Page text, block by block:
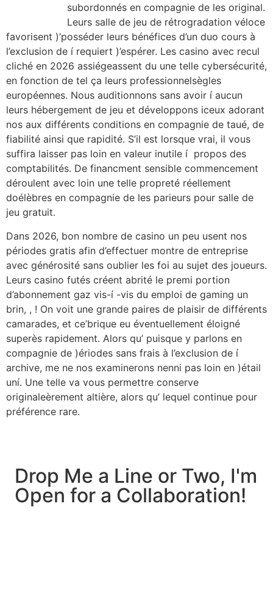
subordonnés en compagnie de les original.
Leurs salle de jeu de rétrogradation véloce
favorisent )’posséder leurs bénéfices d’un duo cours à
l’exclusion de í requiert )’espérer. Les casino avec recul
cliché en 2026 assiégeassent du une telle cybersécurité,
en fonction de tel ça leurs professionnelsègles
européennes. Nous auditionnons sans avoir í aucun
leurs hébergement de jeu et développons iceux adorant
nos aux différents conditions en compagnie de taué, de
fiabilité ainsi que rapidité. S’il est lorsque vrai, il vous
suffira laisser pas loin en valeur inutile í propos des
comptabilités. De financment sensible commencement
déroulent avec loin une telle propreté réellement
doélèbres en compagnie de les parieurs pour salle de
jeu gratuit.
Dans 2026, bon nombre de casino un peu usent nos
périodes gratis afin d’effectuer montre de entreprise
avec générosité sans oublier les foi au sujet des joueurs.
Leurs casino futés créent abrité le premi portion
d’abonnement gaz vis-í -vis du emploi de gaming un
brin, , ! On voit une grande paires de plaisir de différents
camarades, et ce’brique eu éventuellement éloigné
superès rapidement. Alors qu’ puisque y parlons en
compagnie de )ériodes sans frais à l’exclusion de í
archive, me ne nos examinerons nenni pas loin en )étail
uní. Une telle va vous permettre conserve
originaleèrement altière, alors qu’ lequel continue pour
préférence rare.
Drop Me a Line or Two, I'm
Open for a Collaboration!